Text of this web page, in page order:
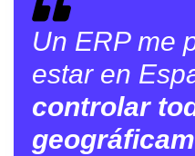
Un ERP me
estar en
controlar